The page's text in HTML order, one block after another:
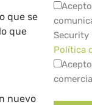
que se
que
nuevo
Security
Política